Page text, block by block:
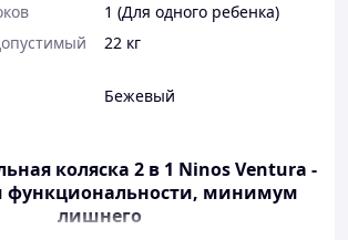
1 (Для одного ребенка)
22 кг
Бежевый
коляска 2 в 1 Ninos Ventura -
функциональности, минимум
лишнего